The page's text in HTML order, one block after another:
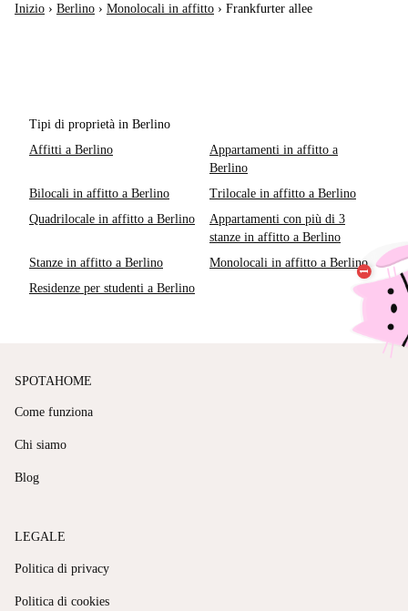
Inizio › Berlino › Monolocali in affitto › Frankfurter allee
Tipi di proprietà in Berlino
Affitti a Berlino
Appartamenti in affitto a
Berlino
Bilocali in affitto a Berlino
Trilocale in affitto a Berlino
Quadrilocale in affitto a Berlino
Appartamenti con più di 3
stanze in affitto a Berlino
Stanze in affitto a Berlino
Monolocali in affitto a Berlino
Residenze per studenti a Berlino
SPOTAHOME
Come funziona
Chi siamo
Blog
LEGALE
Politica di privacy
Politica di cookies